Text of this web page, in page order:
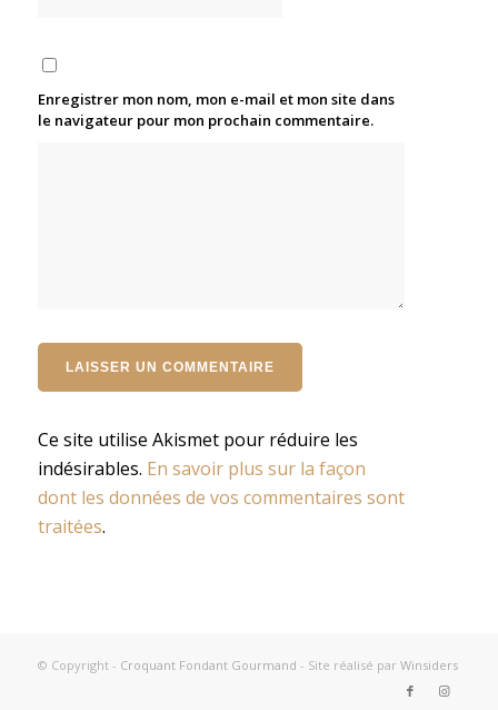
Enregistrer mon nom, mon e-mail et mon site dans
le navigateur pour mon prochain commentaire.
Ce site utilise Akismet pour réduire les
indésirables. En savoir plus sur la façon
dont les données de vos commentaires sont
traitées.
© Copyright - Croquant Fondant Gourmand - Site réalisé par Winsiders